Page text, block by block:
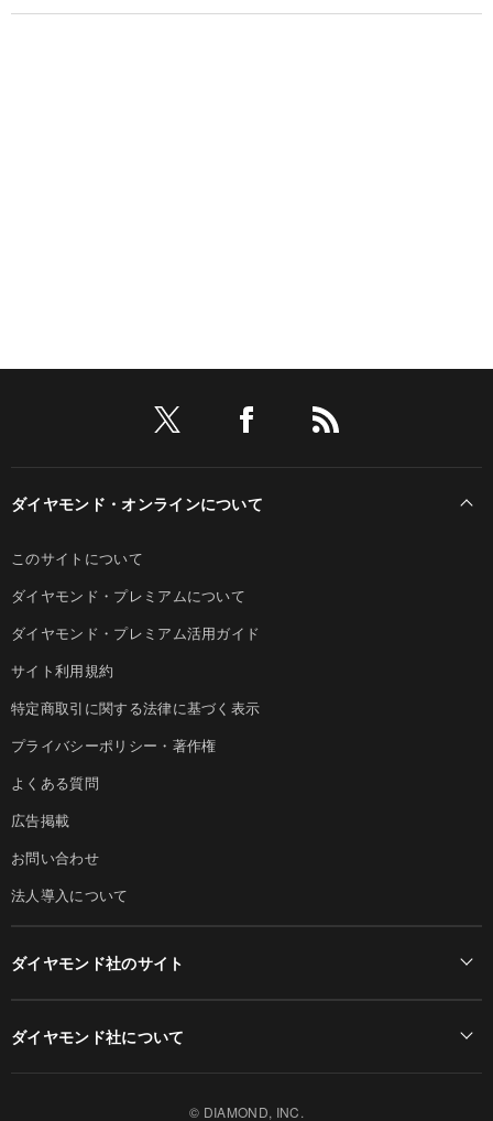
ダイヤモンド・オンラインについて
このサイトについて
ダイヤモンド・プレミアムについて
ダイヤモンド・プレミアム活用ガイド
サイト利用規約
特定商取引に関する法律に基づく表示
プライバシーポリシー・著作権
よくある質問
広告掲載
お問い合わせ
法人導入について
ダイヤモンド社のサイト
ダイヤモンド社について
© DIAMOND, INC.